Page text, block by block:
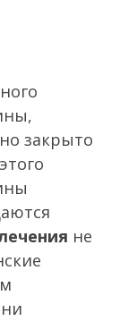
закрыто
не